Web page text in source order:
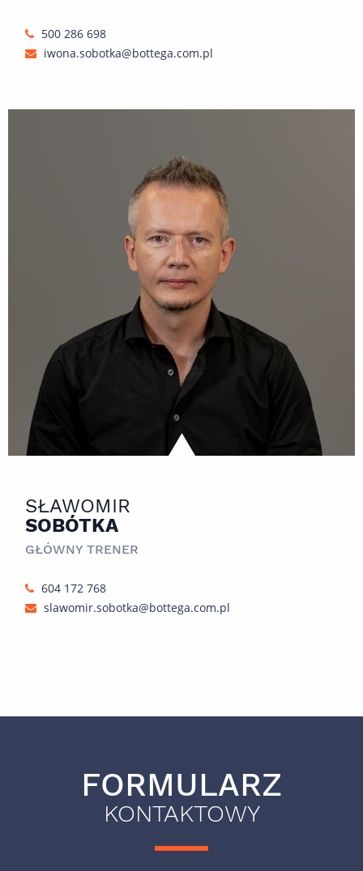
500 286 698
iwona.sobotka@bottega.com.pl
SŁAWOMIR
SOBÓTKA
GŁÓWNY TRENER
604 172 768
slawomir.sobotka@bottega.com.pl
FORMULARZ
KONTAKTOWY